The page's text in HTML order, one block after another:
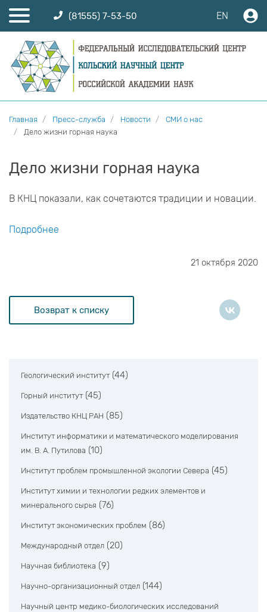
(81555) 7-53-50 EN
Главная Пресс-служба Новости
СМИ о нас
Дело жизни горная наука
Дело жизни горная наука
В КНЦ показали, как сочетаются традиции и новации.
Подробнее
21 октября 2020
Возврат к списку
Геологический институт (44)
Горный институт (45)
Издательство КНЦ РАН (85)
Институт информатики и математического моделирования
им. В. А. Путилова (10)
Институт проблем промышленной экологии Севера (45)
Институт химии и технологии редких элементов и
минерального сырья (76)
Институт экономических проблем (86)
Международный отдел (20)
Научная библиотека (9)
Научно-организационный отдел (144)
Научный центр медико-биологических исследований